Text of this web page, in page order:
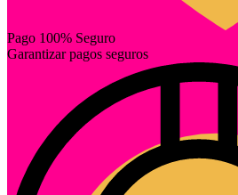
Pago 100% Seguro
Garantizar pagos seguros